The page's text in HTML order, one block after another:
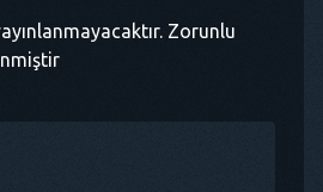
Zorunlu